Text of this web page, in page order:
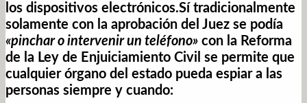
los dispositivos electrónicos.Sí tradicionalmente
solamente con la aprobación del Juez se podía
«pinchar o intervenir un teléfono» con la Reforma
de la Ley de Enjuiciamiento Civil se permite que
cualquier órgano del estado pueda espiar a las
personas siempre y cuando: